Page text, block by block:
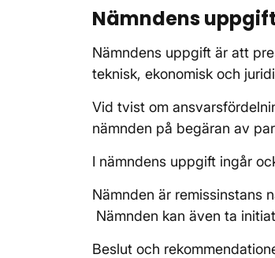
Nämndens uppgift
Nämndens uppgift är att
teknisk, ekonomisk och
Vid tvist om
nämnden på begäran av
I nämndens uppgift ingår
Nämnden är remissinstans
Nämnden kan även ta
Beslut och